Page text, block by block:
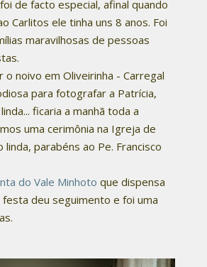
de facto especial, afinal quando
Carlitos ele tinha uns 8 anos. Foi
maravilhosas de pessoas
noivo em Oliveirinha - Carregal
para fotografar a Patrícia,
ficaria a manhã toda a
uma cerimônia na Igreja de
parabéns ao Pe. Francisco
do Vale Minhoto que dispensa
deu seguimento e foi uma